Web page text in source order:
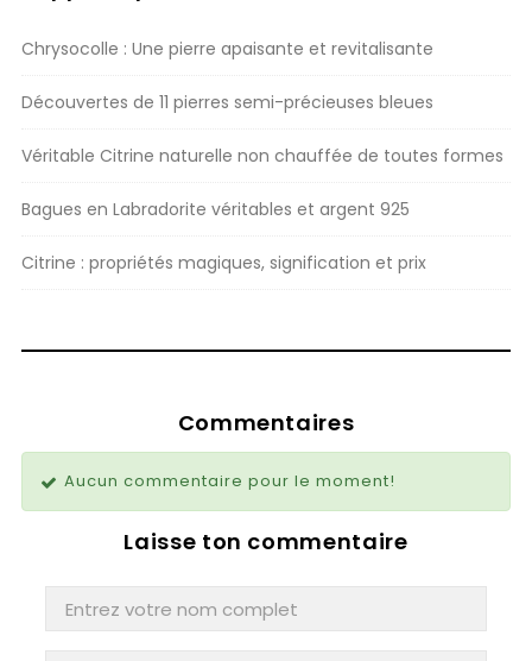
Chrysocolle : Une pierre apaisante et revitalisante
Découvertes de 11 pierres semi-précieuses bleues
Véritable Citrine naturelle non chauffée de toutes formes
Bagues en Labradorite véritables et argent 925
Citrine : propriétés magiques, signification et prix
Commentaires
Aucun commentaire pour le moment!
Laisse ton commentaire